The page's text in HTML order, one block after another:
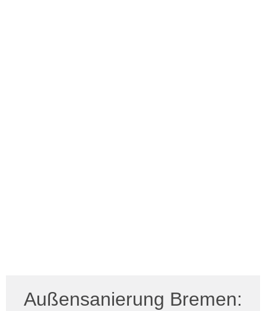
Außensanierung Bremen: